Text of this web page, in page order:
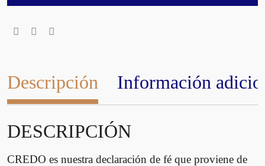
2
0
a
Descripción Información
DESCRIPCIÓN
CREDO es nuestra declaración de fé que proviene de